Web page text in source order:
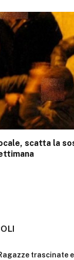
scatta la
trascinate